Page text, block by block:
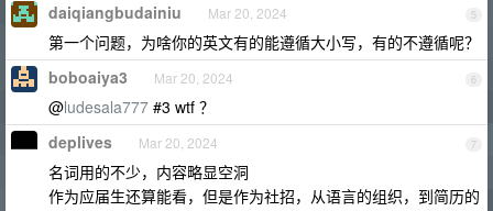
5
daiqiangbudainiu Mar 20, 2024
第一个问题，为啥你的英文有的能遵循大小写，有的不遵循呢？
6
boboaiya3 Mar 20, 2024
@ludesala777 #3 wtf ？
7
deplives Mar 20, 2024
名词用的不少，内容略显空洞
作为应届生还算能看，但是作为社招，从语言的组织，到简历的